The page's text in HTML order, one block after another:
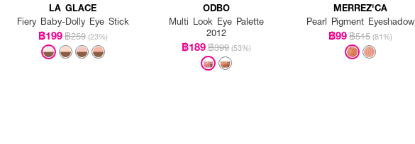
LA GLACE
Fiery Baby-Dolly Eye Stick
฿199฿259 (23%)
ODBO
Multi Look Eye Palette
2012
฿189฿399 (53%)
MERREZ'CA
Pearl Pigment Eyeshadow
฿99฿515 (81%)